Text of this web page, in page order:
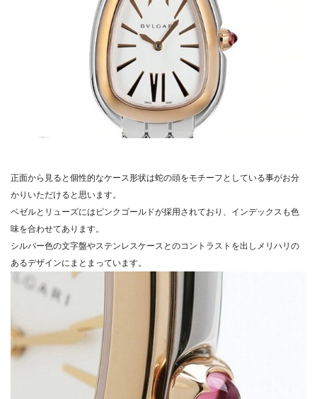
正面から見ると個性的なケース形状は蛇の頭をモチーフとしている事がお分
かりいただけると思います。
ベゼルとリューズにはピンクゴールドが採用されており、インデックスも色
味を合わせてあります。
シルバー色の文字盤やステンレスケースとのコントラストを出しメリハリの
あるデザインにまとまっています。